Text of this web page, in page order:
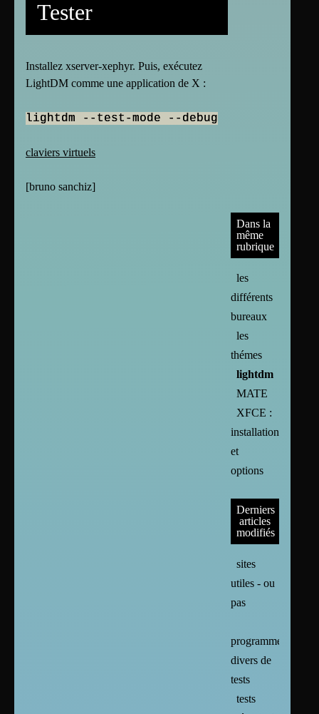
Tester
Installez xserver-xephyr. Puis, exécutez
LightDM comme une application de X :
lightdm --test-mode --debug
claviers virtuels
[bruno sanchiz]
Dans la
même
rubrique
les
différents
bureaux
les
thémes
lightdm
MATE
XFCE :
installation
et
options
Derniers
articles
modifiés
sites
utiles - ou
pas
programmes
divers de
tests
tests